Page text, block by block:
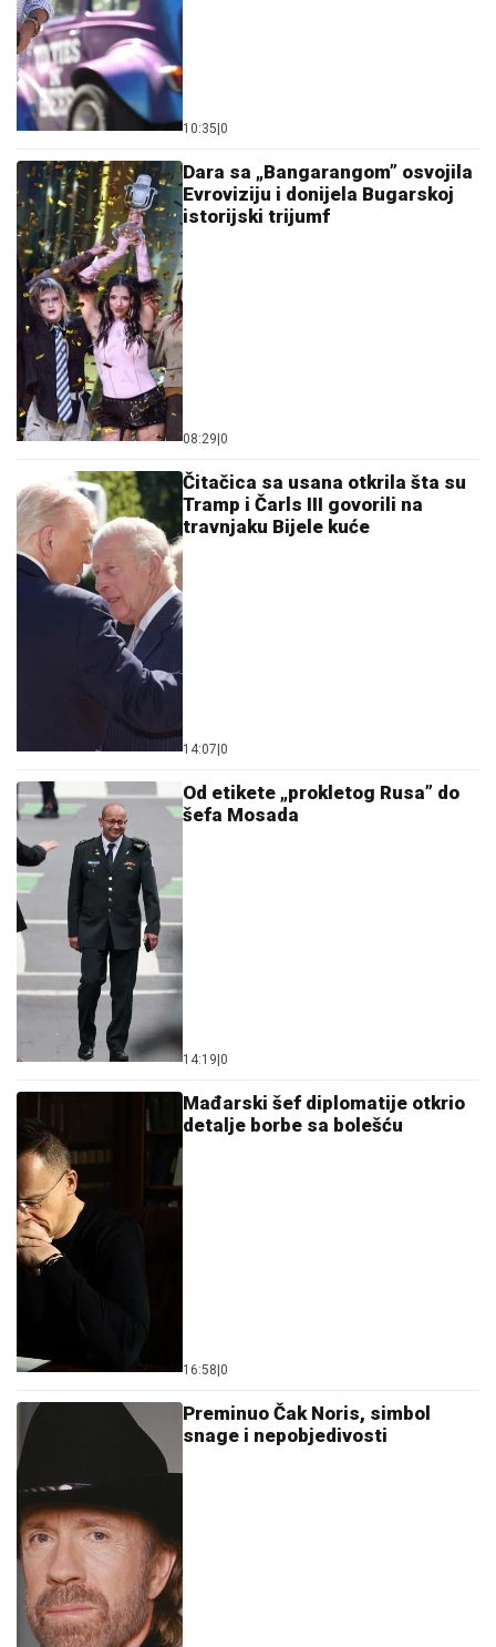
10:35|0
Dara sa „Bangarangom” osvojila
Evroviziju i donijela Bugarskoj
istorijski trijumf
08:29|0
Čitačica sa usana otkrila šta su
Tramp i Čarls III govorili na
travnjaku Bijele kuće
14:07|0
Od etikete „prokletog Rusa” do
šefa Mosada
14:19|0
Mađarski šef diplomatije otkrio
detalje borbe sa bolešću
16:58|0
Preminuo Čak Noris, simbol
snage i nepobjedivosti